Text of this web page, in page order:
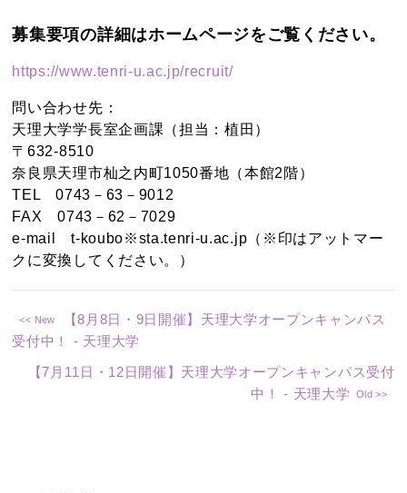
募集要項の詳細はホームページをご覧ください。
https://www.tenri-u.ac.jp/recruit/
問い合わせ先：
天理大学学長室企画課（担当：植田）
〒632-8510
奈良県天理市杣之内町1050番地（本館2階）
TEL 0743－63－9012
FAX 0743－62－7029
e-mail t-koubo※sta.tenri-u.ac.jp（※印はアットマー
クに変換してください。）
【8月8日・9日開催】天理大学オープンキャンパス
受付中！ ‐ 天理大学
【7月11日・12日開催】天理大学オープンキャンパス受付
中！ ‐ 天理大学